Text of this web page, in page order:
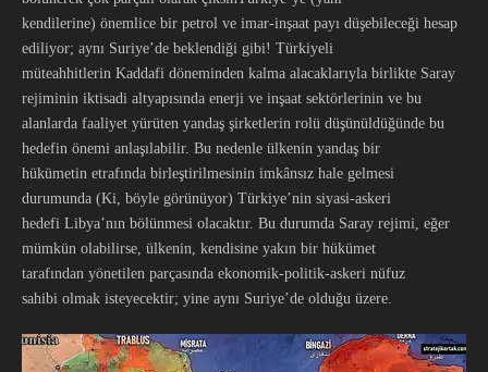
kendilerine) önemlice bir petrol ve imar-inşaat payı düşebileceği hesap
ediliyor; aynı Suriye’de beklendiği gibi! Türkiyeli
müteahhitlerin Kaddafi döneminden kalma alacaklarıyla birlikte Saray
rejiminin iktisadi altyapısında enerji ve inşaat sektörlerinin ve bu
alanlarda faaliyet yürüten yandaş şirketlerin rolü düşünüldüğünde bu
hedefin önemi anlaşılabilir. Bu nedenle ülkenin yandaş bir
hükümetin etrafında birleştirilmesinin imkânsız hale gelmesi
durumunda (Ki, böyle görünüyor) Türkiye’nin siyasi-askeri
hedefi Libya’nın bölünmesi olacaktır. Bu durumda Saray rejimi, eğer
mümkün olabilirse, ülkenin, kendisine yakın bir hükümet
tarafından yönetilen parçasında ekonomik-politik-askeri nüfuz
sahibi olmak isteyecektir; yine aynı Suriye’de olduğu üzere.